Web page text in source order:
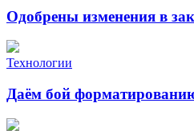
Одобрены изменения в
Технологии
Даём бой